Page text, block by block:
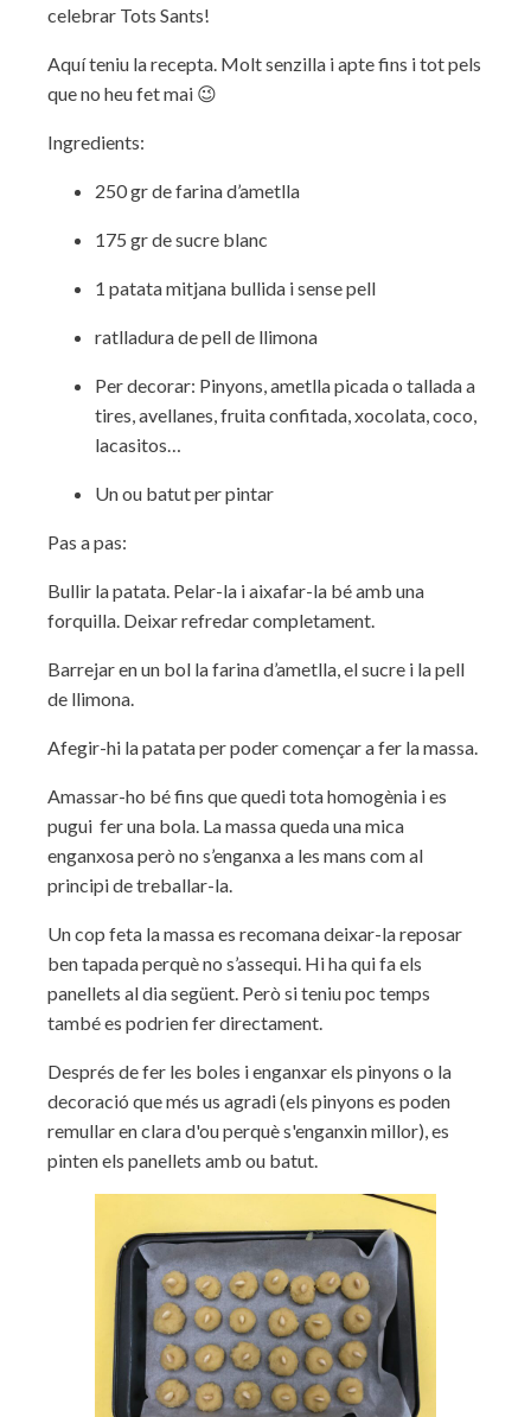
celebrar Tots Sants!
Aquí teniu la recepta. Molt senzilla i apte fins i tot pels
que no heu fet mai 😉
Ingredients:
250 gr de farina d’ametlla
175 gr de sucre blanc
1 patata mitjana bullida i sense pell
ratlladura de pell de llimona
Per decorar: Pinyons, ametlla picada o tallada a
tires, avellanes, fruita confitada, xocolata, coco,
lacasitos…
Un ou batut per pintar
Pas a pas:
Bullir la patata. Pelar-la i aixafar-la bé amb una
forquilla. Deixar refredar completament.
Barrejar en un bol la farina d’ametlla, el sucre i la pell
de llimona.
Afegir-hi la patata per poder començar a fer la massa.
Amassar-ho bé fins que quedi tota homogènia i es
pugui fer una bola. La massa queda una mica
enganxosa però no s’enganxa a les mans com al
principi de treballar-la.
Un cop feta la massa es recomana deixar-la reposar
ben tapada perquè no s’assequi. Hi ha qui fa els
panellets al dia següent. Però si teniu poc temps
també es podrien fer directament.
Després de fer les boles i enganxar els pinyons o la
decoració que més us agradi (els pinyons es poden
remullar en clara d'ou perquè s'enganxin millor), es
pinten els panellets amb ou batut.